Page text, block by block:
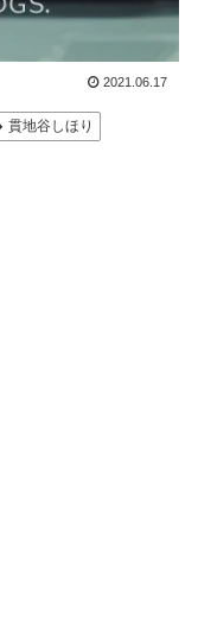
2021.06.17
貫地⾕しほり